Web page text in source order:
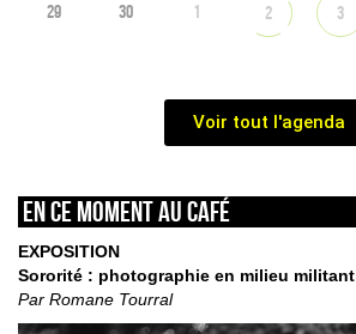
29 30 1 2 3
Voir tout l'agenda
En ce moment au café
EXPOSITION
Sororité : photographie en milieu militant
Par Romane Tourral